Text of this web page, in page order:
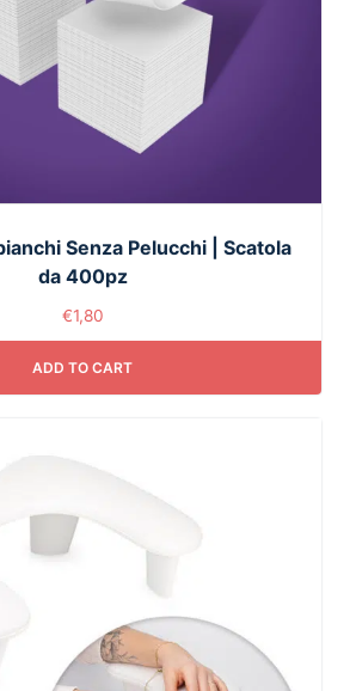
Senza Pelucchi | Scatola
da 400pz
€1,80
ADD TO CART